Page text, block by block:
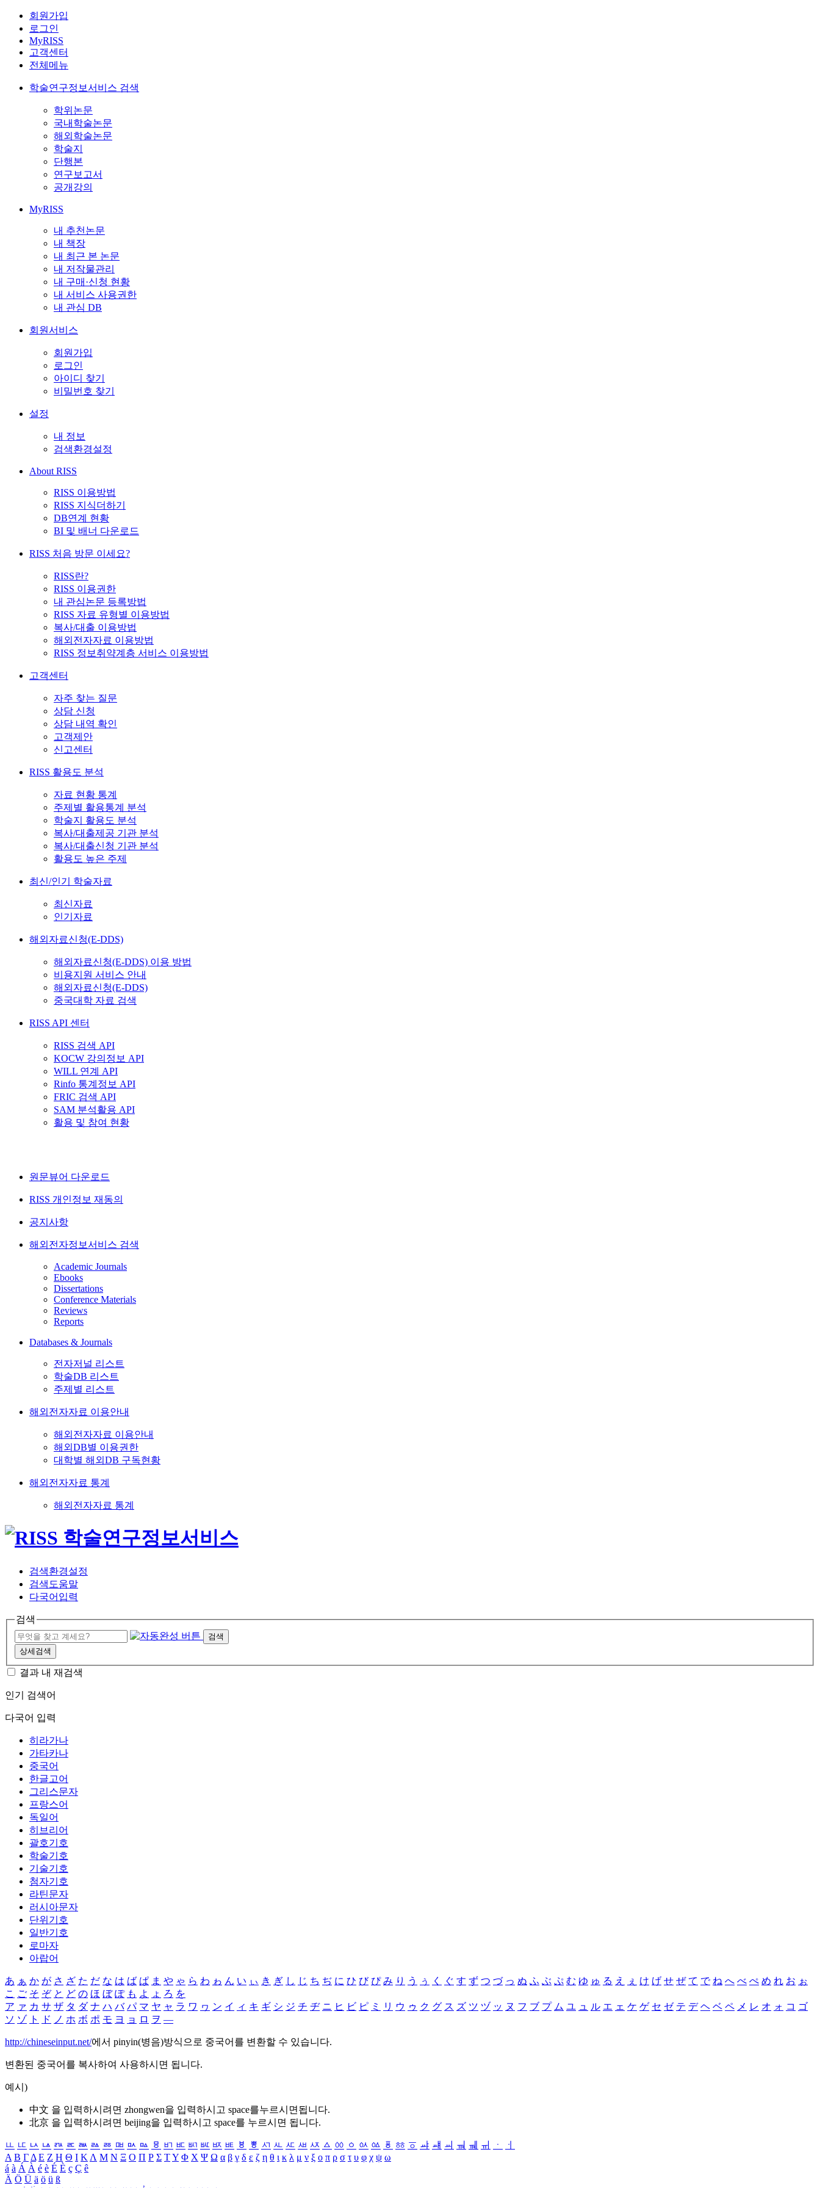
회원가입
로그인
MyRISS
고객센터
전체메뉴
학술연구정보서비스 검색
학위논문
국내학술논문
해외학술논문
학술지
단행본
연구보고서
공개강의
MyRISS
내 추천논문
내 책장
내 최근 본 논문
내 저작물관리
내 구매·신청 현황
내 서비스 사용권한
내 관심 DB
회원서비스
회원가입
로그인
아이디 찾기
비밀번호 찾기
설정
내 정보
검색환경설정
About RISS
RISS 이용방법
RISS 지식더하기
DB연계 현황
BI 및 배너 다운로드
RISS 처음 방문 이세요?
RISS란?
RISS 이용권한
내 관심논문 등록방법
RISS 자료 유형별 이용방법
복사/대출 이용방법
해외전자자료 이용방법
RISS 정보취약계층 서비스 이용방법
고객센터
자주 찾는 질문
상담 신청
상담 내역 확인
고객제안
신고센터
RISS 활용도 분석
자료 현황 통계
주제별 활용통계 분석
학술지 활용도 분석
복사/대출제공 기관 분석
복사/대출신청 기관 분석
활용도 높은 주제
최신/인기 학술자료
최신자료
인기자료
해외자료신청(E-DDS)
해외자료신청(E-DDS) 이용 방법
비용지원 서비스 안내
해외자료신청(E-DDS)
중국대학 자료 검색
RISS API 센터
RISS 검색 API
KOCW 강의정보 API
WILL 연계 API
Rinfo 통계정보 API
FRIC 검색 API
SAM 분석활용 API
활용 및 참여 현황
원문뷰어 다운로드
RISS 개인정보 재동의
공지사항
해외전자정보서비스 검색
Academic Journals
Ebooks
Dissertations
Conference Materials
Reviews
Reports
Databases & Journals
전자저널 리스트
학술DB 리스트
주제별 리스트
해외전자자료 이용안내
해외전자자료 이용안내
해외DB별 이용권한
대학별 해외DB 구독현황
해외전자자료 통계
해외전자자료 통계
검색환경설정
검색도움말
다국어입력
검색
검색
상세검색
결과 내 재검색
인기 검색어
다국어 입력
히라가나
가타카나
중국어
한글고어
그리스문자
프랑스어
독일어
히브리어
괄호기호
학술기호
기술기호
첨자기호
라틴문자
러시아문자
단위기호
일반기호
로마자
아랍어
あ ぁ か が さ ざ た だ な は ば ぱ ま や ゃ ら わ ゎ ん い ぃ き ぎ し じ ち ぢ に ひ び ぴ み り う ぅ く ぐ す ず つ づ っ ぬ ふ ぶ ぷ む ゆ ゅ る え ぇ け げ せ ぜ て で ね へ べ ぺ め れ お ぉ
こ ご そ ぞ と ど の ほ ぼ ぽ も よ ょ ろ を
ア ァ カ サ ザ タ ダ ナ ハ バ パ マ ヤ ャ ラ ワ ヮ ン イ ィ キ ギ シ ジ チ ヂ ニ ヒ ビ ピ ミ リ ウ ゥ ク グ ス ズ ツ ヅ ッ ヌ フ ブ プ ム ユ ュ ル エ ェ ケ ゲ セ ゼ テ デ ヘ ベ ペ メ レ オ ォ コ ゴ
ソ ゾ ト ド ノ ホ ボ ポ モ ヨ ョ ロ ヲ ―
http://chineseinput.net/에서 pinyin(병음)방식으로 중국어를 변환할 수 있습니다.
변환된 중국어를 복사하여 사용하시면 됩니다.
예시)
中文 을 입력하시려면 zhongwen을 입력하시고 space를누르시면됩니다.
北京 을 입력하시려면 beijing을 입력하시고 space를 누르시면 됩니다.
ㅥ ㅦ ㅧ ㅨ ㅩ ㅪ ㅫ ㅬ ㅭ ㅮ ㅯ ㅰ ㅱ ㅲ ㅳ ㅴ ㅵ ㅶ ㅷ ㅸ ㅹ ㅺ ㅻ ㅼ ㅽ ㅾ ㅿ ㆀ ㆁ ㆂ ㆃ ㆄ ㆅ ㆆ ㆇ ㆈ ㆉ ㆊ ㆋ ㆌ ㆍ
ㆎ
Α Β ΓΔ Ε Ζ Η Θ Ι ΚΛ Μ Ν Ξ Ο Π Ρ Σ ΤΥ Φ Χ Ψ Ω α β γ δ ε ζ η θ ι κ λ μ ν ξ ο π ρ σ τ υ φ χ ψ ω
á à Á À é è É È ç Ç ê
Ä Ö Ü ä ö ü ß